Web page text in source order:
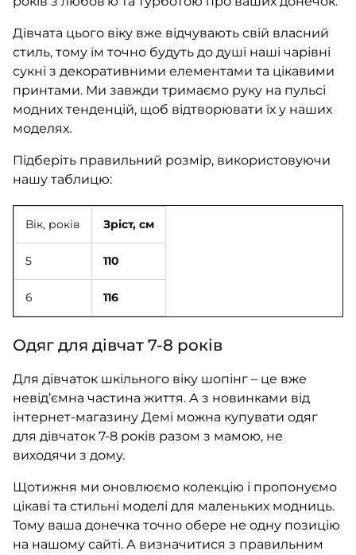
Дівчата цього віку вже відчувають свій власний
стиль, тому їм точно будуть до душі наші чарівні
сукні з декоративними елементами та цікавими
принтами. Ми завжди тримаємо руку на пульсі
модних тенденцій, щоб відтворювати їх у наших
моделях.
Підберіть правильний розмір, використовуючи
нашу таблицю:
Вік, років Зріст, см
5 110
6 116
Одяг для дівчат 7-8 років
Для дівчаток шкільного віку шопінг – це вже
невід’ємна частина життя. А з новинками від
інтернет-магазину Демі можна купувати одяг
для дівчаток 7-8 років разом з мамою, не
виходячи з дому.
Щотижня ми оновлюємо колекцію і пропонуємо
цікаві та стильні моделі для маленьких модниць.
Тому ваша донечка точно обере не одну позицію
на нашому сайті. А визначитися з правильним